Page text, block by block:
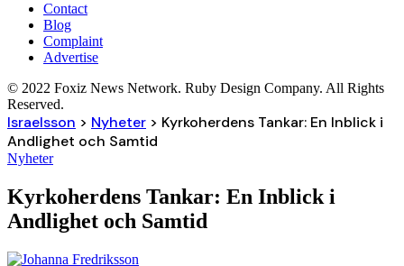
Contact
Blog
Complaint
Advertise
© 2022 Foxiz News Network. Ruby Design Company. All Rights
Reserved.
Israelsson > Nyheter > Kyrkoherdens Tankar: En Inblick i
Andlighet och Samtid
Nyheter
Kyrkoherdens Tankar: En Inblick i
Andlighet och Samtid